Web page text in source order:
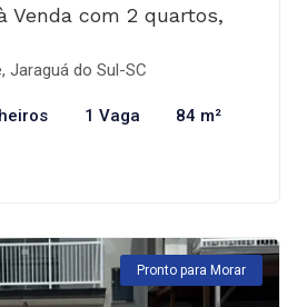
Venda com 2 quartos,
Jaraguá do Sul-SC
1 Vaga 84 m²
Pronto para Morar